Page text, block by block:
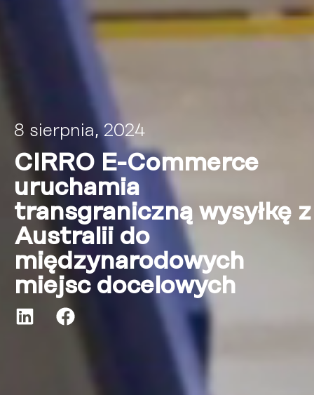
8 sierpnia, 2024
CIRRO E-Commerce
uruchamia
transgraniczną wysyłkę z
Australii do
międzynarodowych
miejsc docelowych